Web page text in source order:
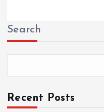
Search
Recent Posts